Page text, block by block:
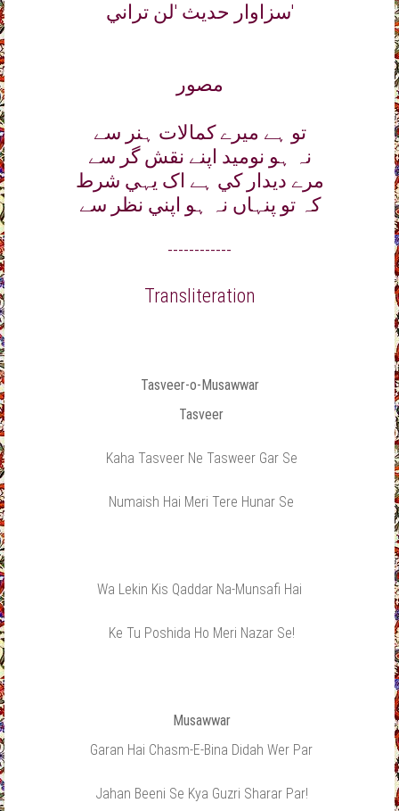
سزاوار حديث 'لن تراني'
مصور
تو ہے ميرے کمالات ہنر سے
نہ ہو نوميد اپنے نقش گر سے
مرے ديدار کي ہے اک يہي شرط
کہ تو پنہاں نہ ہو اپني نظر سے
------------
Transliteration
Tasveer-o-Musawwar
Tasveer
Kaha Tasveer Ne Tasweer Gar Se
Numaish Hai Meri Tere Hunar Se
Wa Lekin Kis Qaddar Na-Munsafi Hai
Ke Tu Poshida Ho Meri Nazar Se!
Musawwar
Garan Hai Chasm-E-Bina Didah Wer Par
Jahan Beeni Se Kya Guzri Sharar Par!